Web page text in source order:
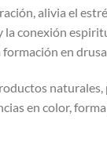
alivia el
la conexión
formación en
en color,